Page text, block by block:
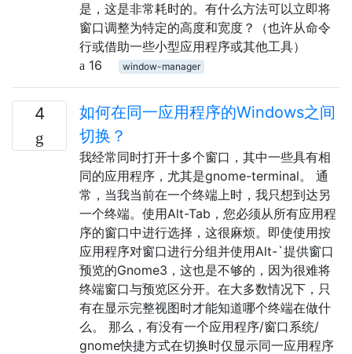
是，这是非常耗时的。有什么方法可以立即将
窗口调整为特定的高度和宽度？（也许从命令
行或借助一些小型应用程序或其他工具）
16
window-manager
4
如何在同一应用程序的Windows之间
切换？
我经常同时打开十多个窗口，其中一些具有相
同的应用程序，尤其是gnome-terminal。 通
常，当我当前在一个终端上时，我只想到达另
一个终端。使用Alt-Tab，您必须从所有应用程
序的窗口中进行选择，这很麻烦。即使使用按
应用程序对窗口进行分组并使用Alt-`提供窗口
预览的Gnome3，这也是不够的，因为很难将
终端窗口与预览区分开。在大多数情况下，只
有在显示完整视图时才能知道哪个终端在做什
么。 那么，有没有一个应用程序/窗口系统/
gnome快捷方式在切换时仅显示同一应用程序